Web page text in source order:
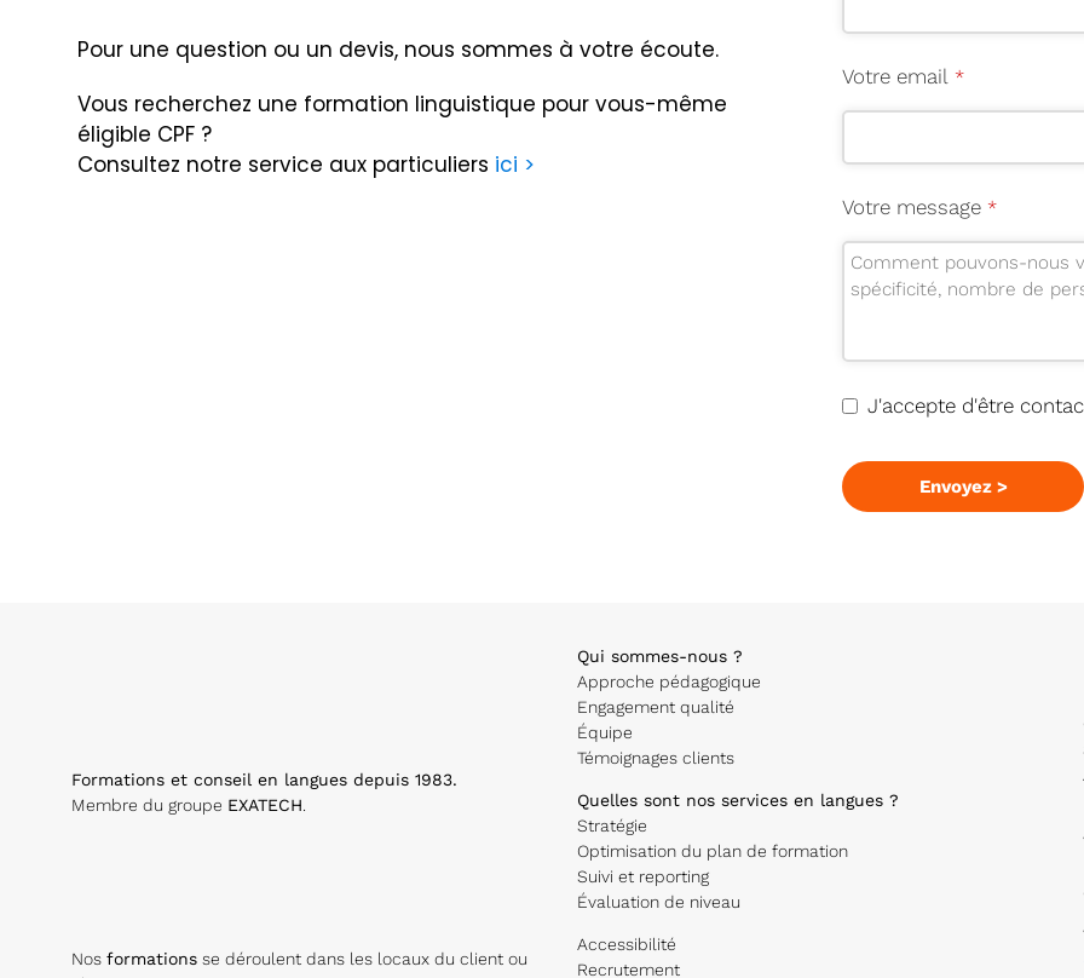
Pour une question ou un devis, nous sommes à votre écoute.
Vous recherchez une formation linguistique pour vous-même
éligible CPF ?
Consultez notre service aux particuliers ici >
Votre email *
Votre message *
J'accepte d'être
B
u
*
Envoyez >
Formations et conseil en langues depuis 1983.
Membre du groupe EXATECH.
Nosformations se déroulent dans les locaux du client ou
Qui sommes-nous ?
Approche pédagogique
Engagement qualité
Équipe
Témoignages clients
Quelles sont nos services en langues ?
Stratégie
Optimisation du plan de formation
Suivi et reporting
Évaluation de niveau
Accessibilité
Recrutement